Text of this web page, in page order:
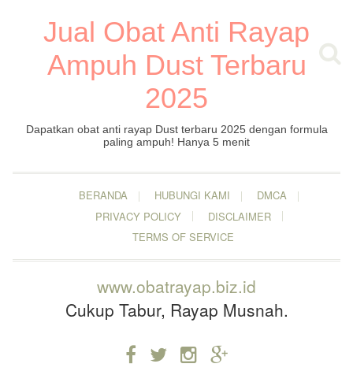
Jual Obat Anti Rayap
Ampuh Dust Terbaru
2025
Dapatkan obat anti rayap Dust terbaru 2025 dengan formula
paling ampuh! Hanya 5 menit
BERANDA HUBUNGI KAMI
DMCA
PRIVACY POLICY
DISCLAIMER
TERMS OF SERVICE
www.obatrayap.biz.id
Cukup Tabur, Rayap Musnah.